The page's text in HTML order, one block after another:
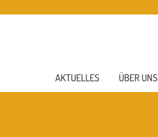
AKTUELLES ÜBER UNS